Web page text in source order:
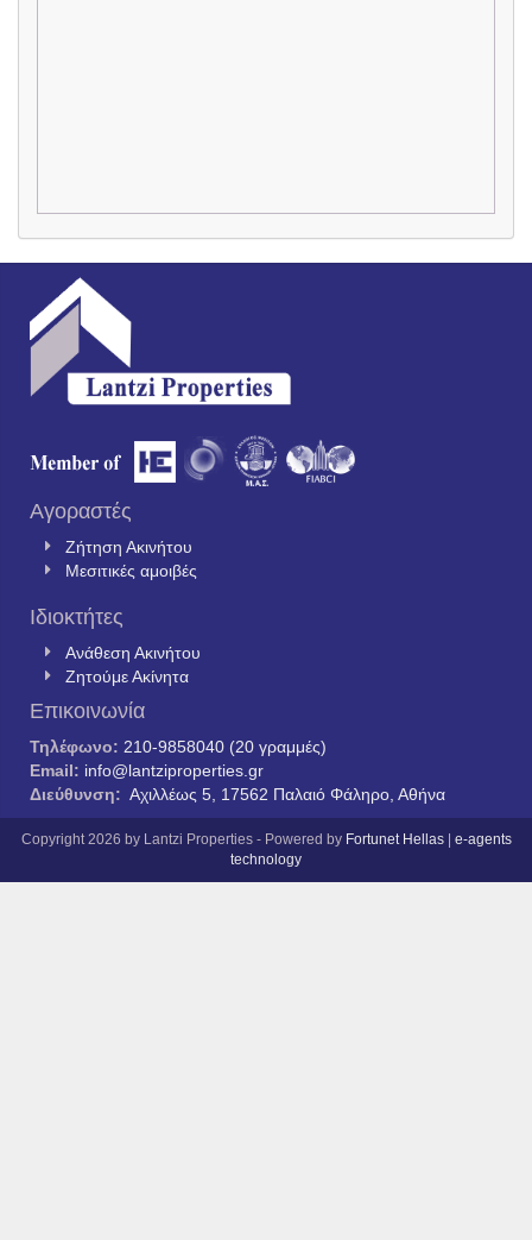
Αγοραστές
Ζήτηση Ακινήτου
Μεσιτικές αμοιβές
Ιδιοκτήτες
Ανάθεση Ακινήτου
Ζητούμε Ακίνητα
Επικοινωνία
Τηλέφωνο: 210-9858040 (20 γραμμές)
Email: info@lantziproperties.gr
Διεύθυνση: Αχιλλέως 5, 17562 Παλαιό Φάληρο, Αθήνα
Copyright 2026 by Lantzi Properties - Powered by Fortunet Hellas| e-agents
technology